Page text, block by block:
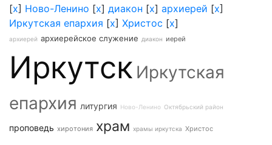
[x] Ново-Ленино [x] диакон [x] архиерей [x]
Иркутская епархия [x] Христос [x]
архиерей архиерейское служение диакон иерей
Иркутск Иркутская
епархия литургия Ново-Ленино Октябрьский район
проповедь хиротония храм храмы иркутска Христос